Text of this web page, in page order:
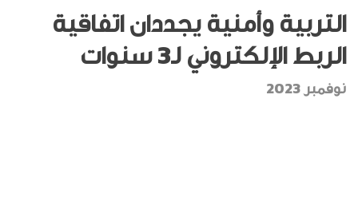
التربية وأمنية يجددان اتفاقية
الربط الإلكتروني لـ3 سنوات
نوفمبر 2023